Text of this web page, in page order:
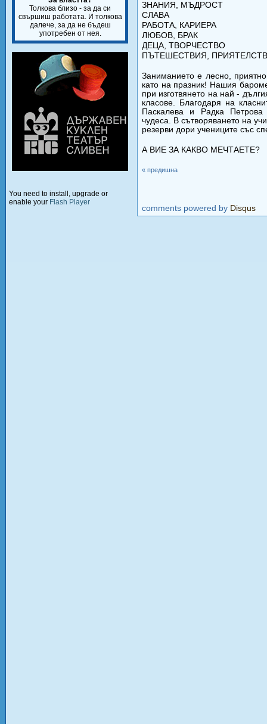
Толкова близо - за да си
свършиш работата. И толкова
далече, за да не бъдеш
употребен от нея.
You need to install, upgrade or
enable your Flash Player
ЗНАНИЯ, МЪДРОСТ
СЛАВА
РАБОТА, КАРИЕРА
ЛЮБОВ, БРАК
ДЕЦА, ТВОРЧЕСТВО
ПЪТЕШЕСТВИЯ,
Заниманието е лесно,
като на празник! Нашия
при изготвянето на най -
класове. Благодаря на
Паскалева и Радка Петрова
чудеса. В сътворяването на
резерви дори учениците със
А ВИЕ ЗА КАКВО МЕЧТАЕТЕ?
« предишна
comments powered by Disqus